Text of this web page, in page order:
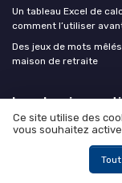
Un tableau Excel de
comment l’utiliser
Des jeux de mots
maison de retraite
Les derniers
Aide à domicile : ce
Comment organiser
Ce site utilise des
vous souhaitez